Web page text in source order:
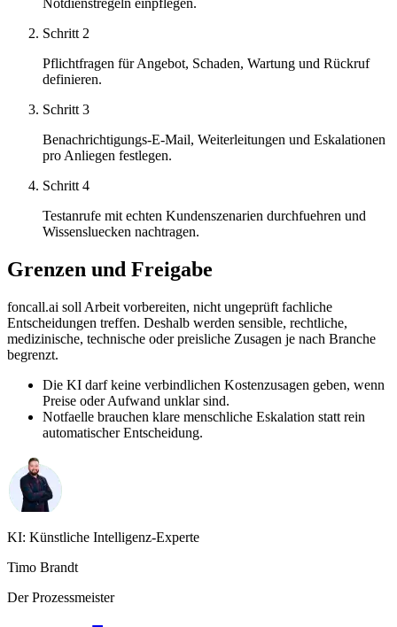
Notdienstregeln einpflegen.
Schritt 2
Pflichtfragen für Angebot, Schaden, Wartung und Rückruf
definieren.
Schritt 3
Benachrichtigungs-E-Mail, Weiterleitungen und Eskalationen
pro Anliegen festlegen.
Schritt 4
Testanrufe mit echten Kundenszenarien durchfuehren und
Wissensluecken nachtragen.
Grenzen und Freigabe
foncall.ai soll Arbeit vorbereiten, nicht ungeprüft fachliche
Entscheidungen treffen. Deshalb werden sensible, rechtliche,
medizinische, technische oder preisliche Zusagen je nach Branche
begrenzt.
Die KI darf keine verbindlichen Kostenzusagen geben, wenn
Preise oder Aufwand unklar sind.
Notfaelle brauchen klare menschliche Eskalation statt rein
automatischer Entscheidung.
KI: Künstliche Intelligenz-Experte
Timo Brandt
Der Prozessmeister